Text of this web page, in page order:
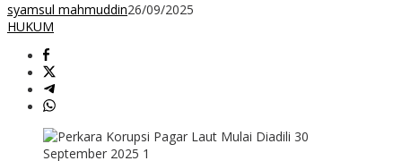
syamsul mahmuddin26/09/2025
HUKUM